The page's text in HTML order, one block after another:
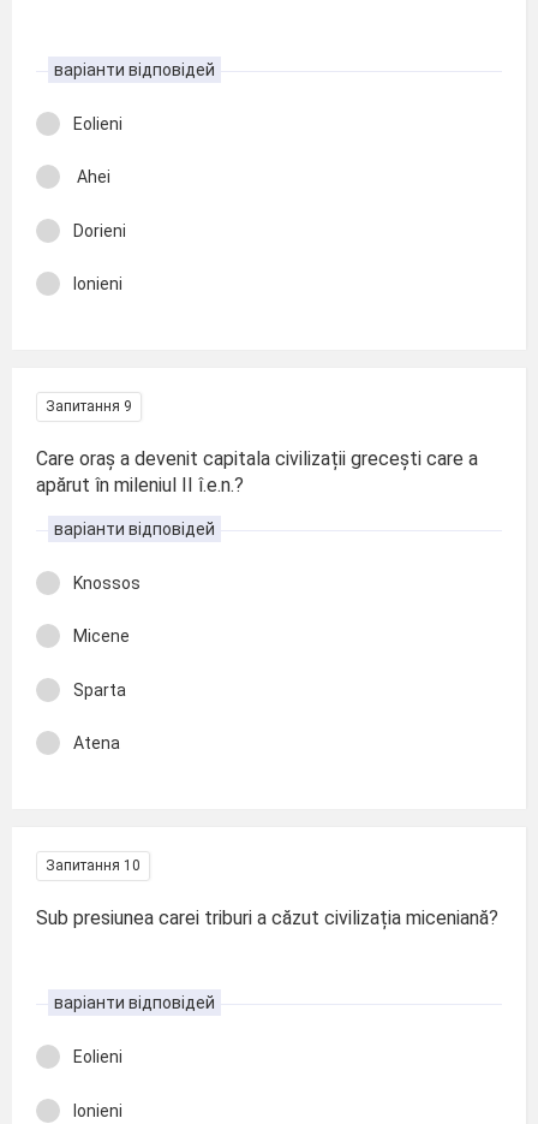
варіанти відповідей
Eolieni
Ahei
Dorieni
Ionieni
Запитання 9
Care oraș a devenit capitala civilizații grecești care a
apărut în mileniul II î.e.n.?
варіанти відповідей
Knossos
Micene
Sparta
Atena
Запитання 10
Sub presiunea carei triburi a căzut civilizația miceniană?
варіанти відповідей
Eolieni
Ionieni